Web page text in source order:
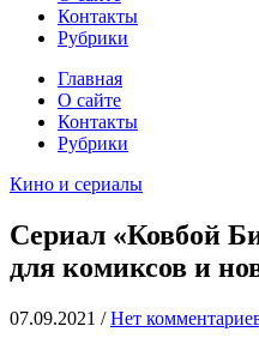
Контакты
Рубрики
Главная
О сайте
Контакты
Рубрики
Кино и сериалы
Сериал «Ковбой
для комиксов и
07.09.2021 / Нет